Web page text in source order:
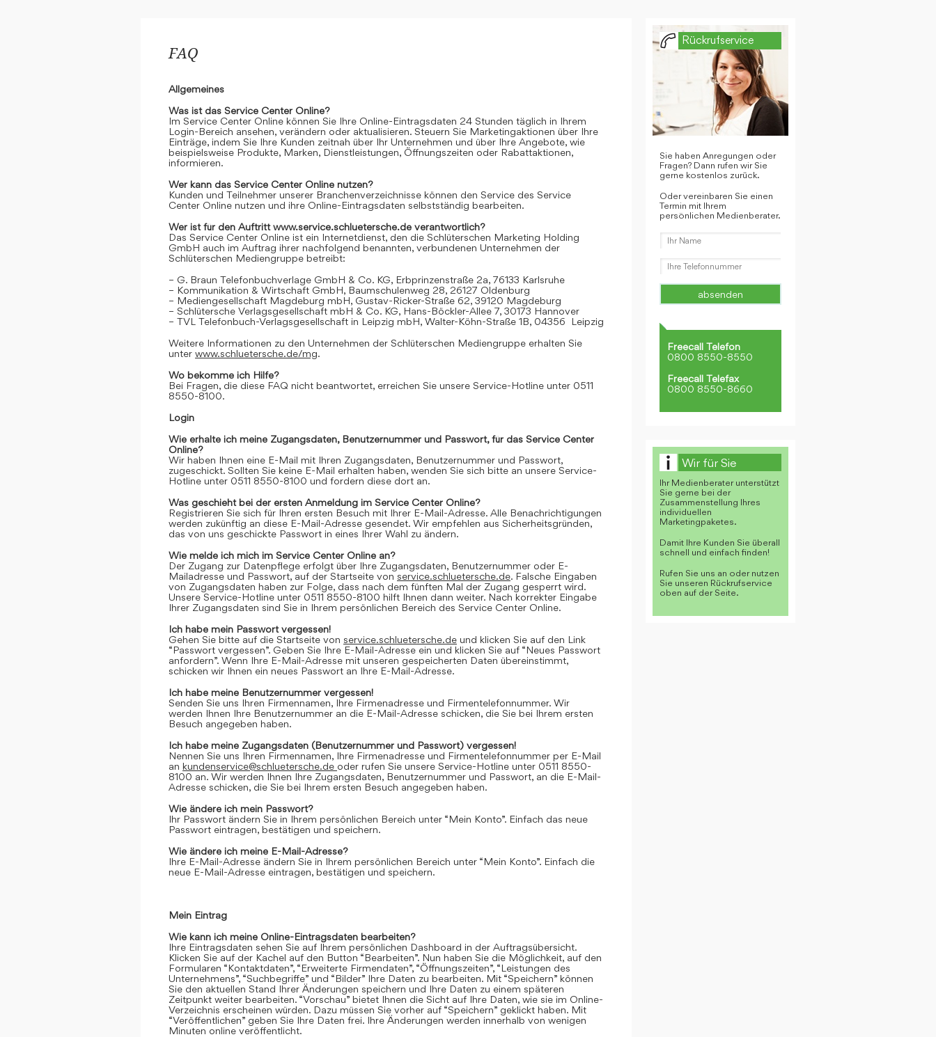
FAQ
Allgemeines
Was ist das Service Center Online?
Im Service Center Online können Sie Ihre Online-Eintragsdaten 24 Stunden täglich in Ihrem
Login-Bereich ansehen, verändern oder aktualisieren. Steuern Sie Marketingaktionen über Ihre
Einträge, indem Sie Ihre Kunden zeitnah über Ihr Unternehmen und über Ihre Angebote, wie
beispielsweise Produkte, Marken, Dienstleistungen, Öffnungszeiten oder Rabattaktionen,
informieren.
Wer kann das Service Center Online nutzen?
Kunden und Teilnehmer unserer Branchenverzeichnisse können den Service des Service
Center Online nutzen und ihre Online-Eintragsdaten selbstständig bearbeiten.
Wer ist für den Auftritt www.service.schluetersche.de verantwortlich?
Das Service Center Online ist ein Internetdienst, den die Schlüterschen Marketing Holding
GmbH auch im Auftrag ihrer nachfolgend benannten, verbundenen Unternehmen der
Schlüterschen Mediengruppe betreibt:
– G. Braun Telefonbuchverlage GmbH & Co. KG, Erbprinzenstraße 2a, 76133 Karlsruhe
– Kommunikation & Wirtschaft GmbH, Baumschulenweg 28, 26127 Oldenburg
– Mediengesellschaft Magdeburg mbH, Gustav-Ricker-Straße 62, 39120 Magdeburg
– Schlütersche Verlagsgesellschaft mbH & Co. KG, Hans-Böckler-Allee 7, 30173 Hannover
– TVL Telefonbuch-Verlagsgesellschaft in Leipzig mbH, Walter-Köhn-Straße 1B, 04356 Leipzig
Weitere Informationen zu den Unternehmen der Schlüterschen Mediengruppe erhalten Sie
unter www.schluetersche.de/mg.
Wo bekomme ich Hilfe?
Bei Fragen, die diese FAQ nicht beantwortet, erreichen Sie unsere Service-Hotline unter 0511
8550-8100.
Login
Wie erhalte ich meine Zugangsdaten, Benutzernummer und Passwort, für das Service Center
Online?
Wir haben Ihnen eine E-Mail mit Ihren Zugangsdaten, Benutzernummer und Passwort,
zugeschickt. Sollten Sie keine E-Mail erhalten haben, wenden Sie sich bitte an unsere Service-
Hotline unter 0511 8550-8100 und fordern diese dort an.
Was geschieht bei der ersten Anmeldung im Service Center Online?
Registrieren Sie sich für Ihren ersten Besuch mit Ihrer E-Mail-Adresse. Alle Benachrichtigungen
werden zukünftig an diese E-Mail-Adresse gesendet. Wir empfehlen aus Sicherheitsgründen,
das von uns geschickte Passwort in eines Ihrer Wahl zu ändern.
Wie melde ich mich im Service Center Online an?
Der Zugang zur Datenpflege erfolgt über Ihre Zugangsdaten, Benutzernummer oder E-
Mailadresse und Passwort, auf der Startseite von service.schluetersche.de. Falsche Eingaben
von Zugangsdaten haben zur Folge, dass nach dem fünften Mal der Zugang gesperrt wird.
Unsere Service-Hotline unter 0511 8550-8100 hilft Ihnen dann weiter. Nach korrekter Eingabe
Ihrer Zugangsdaten sind Sie in Ihrem persönlichen Bereich des Service Center Online.
Ich habe mein Passwort vergessen!
Gehen Sie bitte auf die Startseite von service.schluetersche.de und klicken Sie auf den Link
“Passwort vergessen”. Geben Sie Ihre E-Mail-Adresse ein und klicken Sie auf “Neues Passwort
anfordern”. Wenn Ihre E-Mail-Adresse mit unseren gespeicherten Daten übereinstimmt,
schicken wir Ihnen ein neues Passwort an Ihre E-Mail-Adresse.
Ich habe meine Benutzernummer vergessen!
Senden Sie uns Ihren Firmennamen, Ihre Firmenadresse und Firmentelefonnummer. Wir
werden Ihnen Ihre Benutzernummer an die E-Mail-Adresse schicken, die Sie bei Ihrem ersten
Besuch angegeben haben.
Ich habe meine Zugangsdaten (Benutzernummer und Passwort) vergessen!
Nennen Sie uns Ihren Firmennamen, Ihre Firmenadresse und Firmentelefonnummer per E-Mail
an kundenservice@schluetersche.de oder rufen Sie unsere Service-Hotline unter 0511 8550-
8100 an. Wir werden Ihnen Ihre Zugangsdaten, Benutzernummer und Passwort, an die E-Mail-
Adresse schicken, die Sie bei Ihrem ersten Besuch angegeben haben.
Wie ändere ich mein Passwort?
Ihr Passwort ändern Sie in Ihrem persönlichen Bereich unter “Mein Konto”. Einfach das neue
Passwort eintragen, bestätigen und speichern.
Wie ändere ich meine E-Mail-Adresse?
Ihre E-Mail-Adresse ändern Sie in Ihrem persönlichen Bereich unter “Mein Konto”. Einfach die
neue E-Mail-Adresse eintragen, bestätigen und speichern.
Mein Eintrag
Wie kann ich meine Online-Eintragsdaten bearbeiten?
Ihre Eintragsdaten sehen Sie auf Ihrem persönlichen Dashboard in der Auftragsübersicht.
Klicken Sie auf der Kachel auf den Button “Bearbeiten”. Nun haben Sie die Möglichkeit, auf den
Formularen “Kontaktdaten”, “Erweiterte Firmendaten”, “Öffnungszeiten”, “Leistungen des
Unternehmens”, “Suchbegriffe” und “Bilder” Ihre Daten zu bearbeiten. Mit “Speichern” können
Sie den aktuellen Stand Ihrer Änderungen speichern und Ihre Daten zu einem späteren
Zeitpunkt weiter bearbeiten. “Vorschau” bietet Ihnen die Sicht auf Ihre Daten, wie sie im Online-
Verzeichnis erscheinen würden. Dazu müssen Sie vorher auf “Speichern” geklickt haben. Mit
“Veröffentlichen” geben Sie Ihre Daten frei. Ihre Änderungen werden innerhalb von wenigen
Minuten online veröffentlicht.
Rückrufservice
Sie haben Anregungen oder
Fragen? Dann rufen wir Sie
gerne kostenlos zurück.
Oder vereinbaren Sie einen
Termin mit Ihrem
persönlichen Medienberater.
Freecall Telefon
0800 8550-8550
Freecall Telefax
0800 8550-8660
Wir für Sie
Ihr Medienberater unterstützt
Sie gerne bei der
Zusammenstellung Ihres
individuellen
Marketingpaketes.
Damit Ihre Kunden Sie überall
schnell und einfach finden!
Rufen Sie uns an oder nutzen
Sie unseren Rückrufservice
oben auf der Seite.